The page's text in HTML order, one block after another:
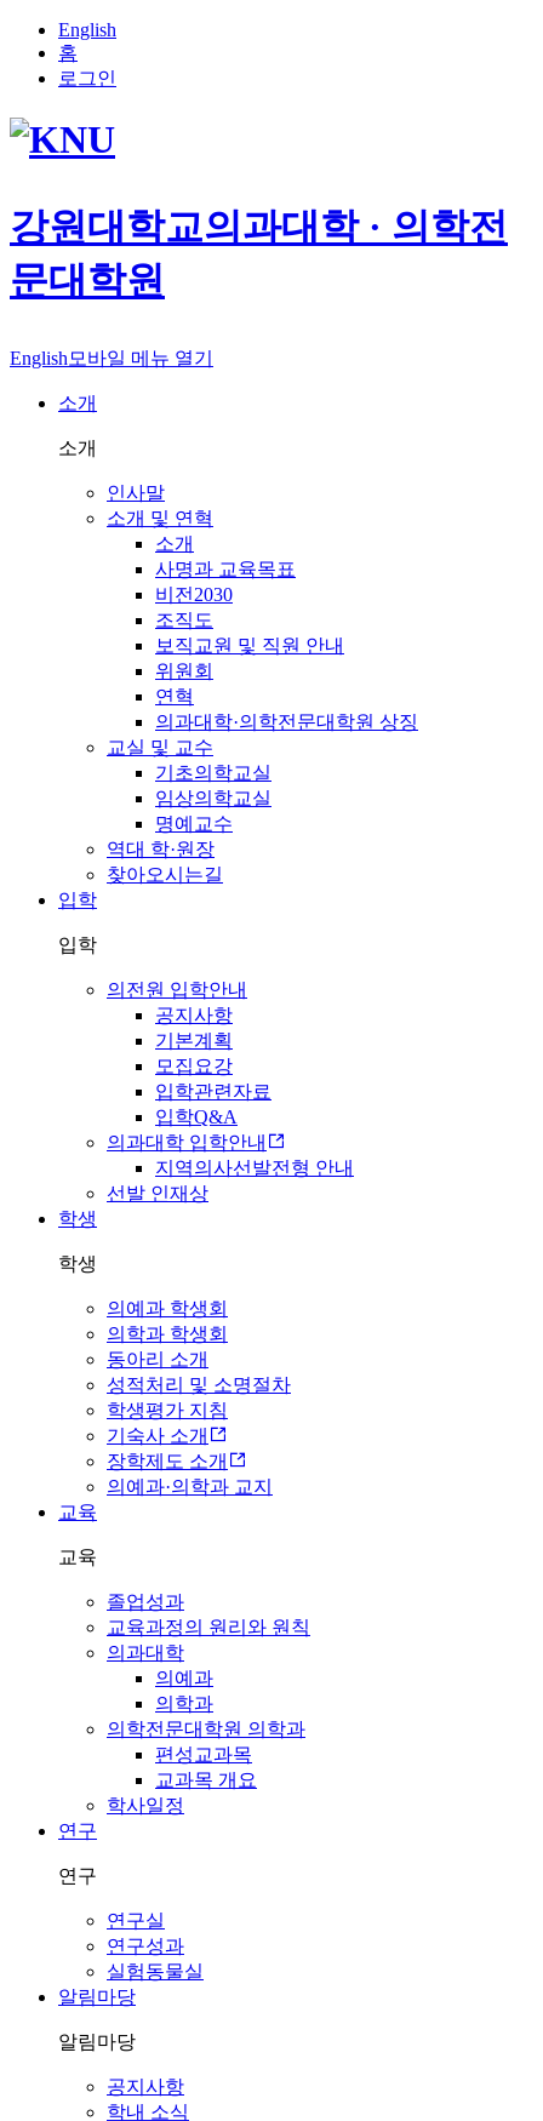
English
홈
로그인
강원대학교의과대학 · 의학전
문대학원
English모바일 메뉴 열기
소개
소개
인사말
소개 및 연혁
소개
사명과 교육목표
비전2030
조직도
보직교원 및 직원 안내
위원회
연혁
의과대학·의학전문대학원 상징
교실 및 교수
기초의학교실
임상의학교실
명예교수
역대 학·원장
찾아오시는길
입학
입학
의전원 입학안내
공지사항
기본계획
모집요강
입학관련자료
입학Q&A
의과대학 입학안내
지역의사선발전형 안내
선발 인재상
학생
학생
의예과 학생회
의학과 학생회
동아리 소개
성적처리 및 소명절차
학생평가 지침
기숙사 소개
장학제도 소개
의예과·의학과 교지
교육
교육
졸업성과
교육과정의 원리와 원칙
의과대학
의예과
의학과
의학전문대학원 의학과
편성교과목
교과목 개요
학사일정
연구
연구
연구실
연구성과
실험동물실
알림마당
알림마당
공지사항
학내 소식